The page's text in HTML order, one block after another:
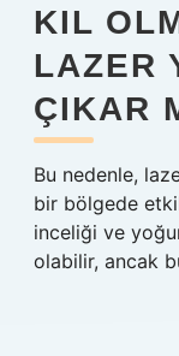
KIL
LAZER
ÇIKAR
Bu nedenle,
bir bölgede
inceliği ve
olabilir, ancak